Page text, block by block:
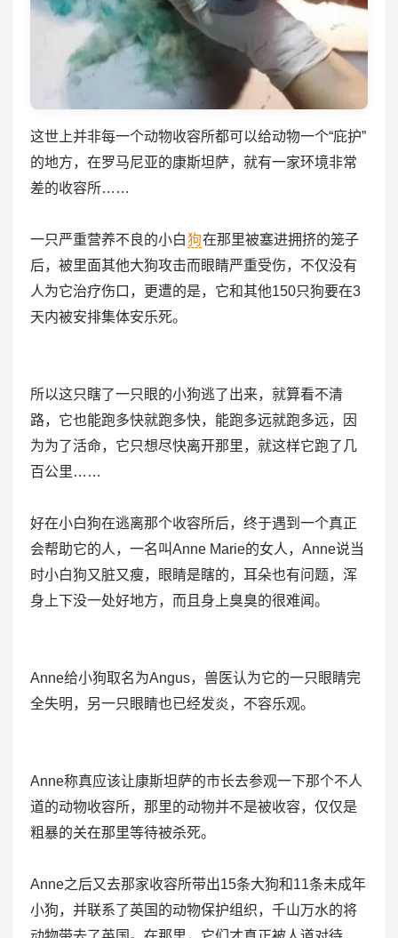
这世上并非每一个动物收容所都可以给动物一个“庇护”
的地方，在罗马尼亚的康斯坦萨，就有一家环境非常
差的收容所……
一只严重营养不良的小白狗在那里被塞进拥挤的笼子
后，被里面其他大狗攻击而眼睛严重受伤，不仅没有
人为它治疗伤口，更遭的是，它和其他150只狗要在3
天内被安排集体安乐死。
所以这只瞎了一只眼的小狗逃了出来，就算看不清
路，它也能跑多快就跑多快，能跑多远就跑多远，因
为为了活命，它只想尽快离开那里，就这样它跑了几
百公里……
好在小白狗在逃离那个收容所后，终于遇到一个真正
会帮助它的人，一名叫Anne Marie的女人，Anne说当
时小白狗又脏又瘦，眼睛是瞎的，耳朵也有问题，浑
身上下没一处好地方，而且身上臭臭的很难闻。
Anne给小狗取名为Angus，兽医认为它的一只眼睛完
全失明，另一只眼睛也已经发炎，不容乐观。
Anne称真应该让康斯坦萨的市长去参观一下那个不人
道的动物收容所，那里的动物并不是被收容，仅仅是
粗暴的关在那里等待被杀死。
Anne之后又去那家收容所带出15条大狗和11条未成年
小狗，并联系了英国的动物保护组织，千山万水的将